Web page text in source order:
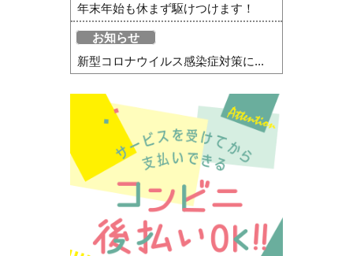
年末年始も休まず駆けつけます！
お知らせ
新型コロナウイルス感染症対策に...